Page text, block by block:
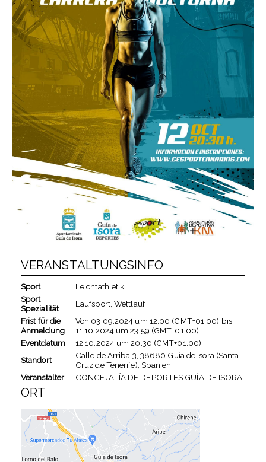
VERANSTALTUNGSINFO
Sport
Leichtathletik
Sport
Spezialität
Laufsport, Wettlauf
Frist für die
Anmeldung
Von 03.09.2024 um 12:00 (GMT+01:00) bis
11.10.2024um23:59 (GMT+01:00)
Eventdatum
12.10.2024um20:30 (GMT+01:00)
Standort
Calle de Arriba 3, 38680 Guía de Isora (Santa
Cruz de Tenerife), Spanien
Veranstalter
CONCEJALÍA DE DEPORTES GUÍA DE ISORA
ORT